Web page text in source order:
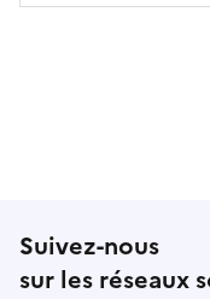
Suivez-nous
sur les réseaux